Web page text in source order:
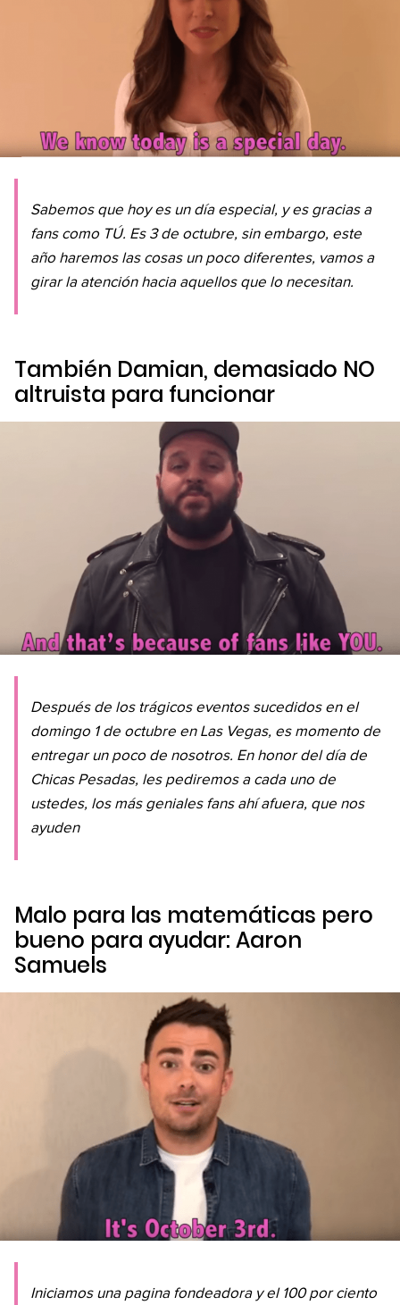
Sabemos que hoy es un día especial, y es gracias a
fans como TÚ. Es 3 de octubre, sin embargo, este
año haremos las cosas un poco diferentes, vamos a
girar la atención hacia aquellos que lo necesitan.
También Damian, demasiado NO
altruista para funcionar
Después de los trágicos eventos sucedidos en el
domingo 1 de octubre en Las Vegas, es momento de
entregar un poco de nosotros. En honor del día de
Chicas Pesadas, les pediremos a cada uno de
ustedes, los más geniales fans ahí afuera, que nos
ayuden
Malo para las matemáticas pero
bueno para ayudar: Aaron
Samuels
Iniciamos una pagina fondeadora y el 100 por ciento